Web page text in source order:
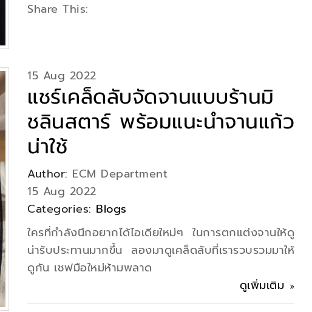
Share This:
15 Aug 2022
แชร์เคล็ดลับจัดจานแบบร้านมิ
ชลินสตาร์ พร้อมแนะนำจานแก้ว
น่าใช้
Author: ECM Department
15 Aug 2022
Categories: Blogs
ใครที่กำลังนึกอยากได้ไอเดียใหม่ๆ ในการตกแต่งจานให้ดู
น่ารับประทานมากขึ้น ลองมาดูเคล็ดลับที่เรารวบรวมมาให้
ดูกัน เชฟมือใหม่ห้ามพลาด
ดูเพิ่มเติม